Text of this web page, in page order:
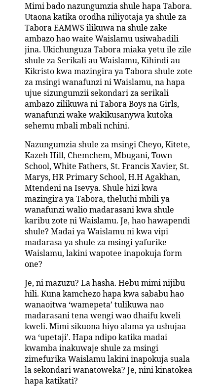
Mimi bado nazungumzia shule hapa Tabora.
Utaona katika orodha niliyotaja ya shule za
Tabora EAMWS ilikuwa na shule zake
ambazo hao waite Waislamu usiwabadili
jina. Ukichunguza Tabora miaka yetu ile zile
shule za Serikali au Waislamu, Kihindi au
Kikristo kwa mazingira ya Tabora shule zote
za msingi wanafunzi ni Waislamu, na hapa
ujue sizungumzii sekondari za serikali
ambazo zilikuwa ni Tabora Boys na Girls,
wanafunzi wake wakikusanywa kutoka
sehemu mbali mbali nchini.
Nazungumzia shule za msingi Cheyo, Kitete,
Kazeh Hill, Chemchem, Mbugani, Town
School, White Fathers, St. Francis Xavier, St.
Marys, HR Primary School, H.H Agakhan,
Mtendeni na Isevya. Shule hizi kwa
mazingira ya Tabora, theluthi mbili ya
wanafunzi walio madarasani kwa shule
karibu zote ni Waislamu. Je, hao hawapendi
shule? Madai ya Waislamu ni kwa vipi
madarasa ya shule za msingi yafurike
Waislamu, lakini wapotee inapokuja form
one?
Je, ni mazuzu? La hasha. Hebu mimi nijibu
hili. Kuna kamchezo hapa kwa sababu hao
wanaoitwa ‘wamepeta’ tulikuwa nao
madarasani tena wengi wao dhaifu kweli
kweli. Mimi sikuona hiyo alama ya ushujaa
wa ‘upetaji’. Hapa ndipo katika madai
kwamba inakuwaje shule za msingi
zimefurika Waislamu lakini inapokuja suala
la sekondari wanatoweka? Je, nini kinatokea
hapa katikati?